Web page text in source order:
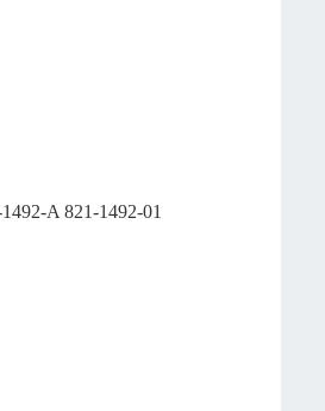
A 821-1492-01